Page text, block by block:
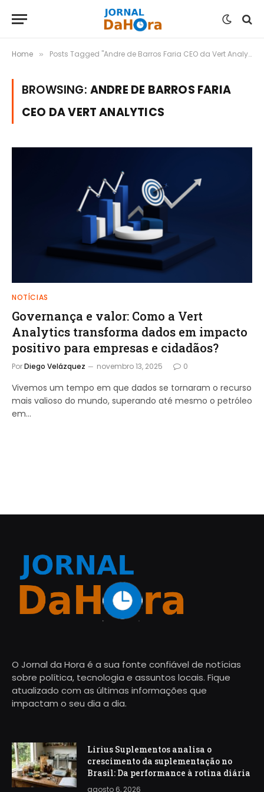
Home » Posts Tagged "Andre de Barros Faria CEO da Vert Analytics"
BROWSING: ANDRE DE BARROS FARIA
CEO DA VERT ANALYTICS
NOTÍCIAS
Governança e valor: Como a Vert
Analytics transforma dados em impacto
positivo para empresas e cidadãos?
PorDiego Velázquez novembro 13, 2025 0
Vivemos um tempo em que dados se tornaram o recurso
mais valioso do mundo, superando até mesmo o petróleo
em…
O Jornal da Hora é a sua fonte confiável de notícias
sobre política, tecnologia e assuntos locais. Fique
atualizado com as últimas informações que
impactam o seu dia a dia.
Lirius Suplementos analisa o
crescimento da suplementação no
Brasil: Da performance à rotina diária
agosto 6, 2026